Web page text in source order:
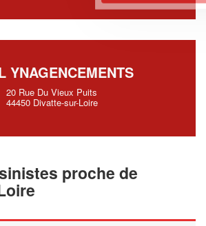
YNAGENCEMENTS
20 Rue Du Vieux Puits
44450 Divatte-sur-Loire
proche de